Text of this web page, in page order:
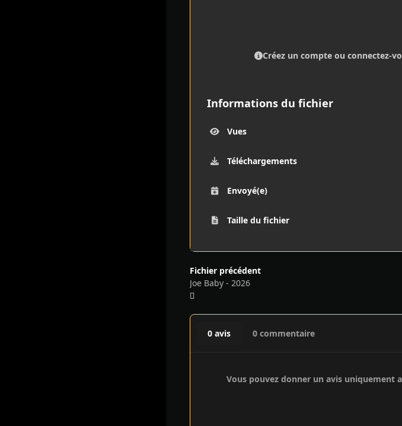
Créez un compte ou connectez-
Informations du fichier
Vues
Téléchargements
Envoyé(e)
Taille du fichier
Fichier précédent
Joe Baby - 2026
0 avis 0 commentaire
Vous pouvez donner un avis uniquement